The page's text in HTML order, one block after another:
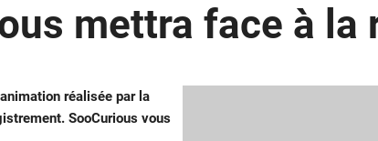
mettra face à la
réalisée par la
SooCurious vous